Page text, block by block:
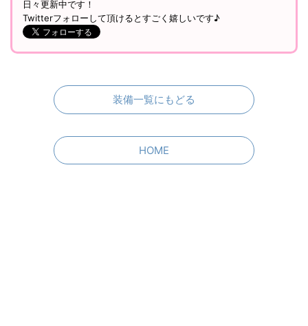
日々更新中です！
Twitterフォローして頂けるとすごく嬉しいです♪
装備一覧にもどる
HOME